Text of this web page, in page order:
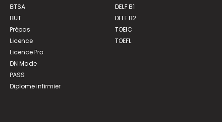
BTSA
BUT
Prépas
Licence
Licence Pro
DN Made
PASS
Diplome infirmier
DELF B1
DELF B2
TOEIC
TOEFL